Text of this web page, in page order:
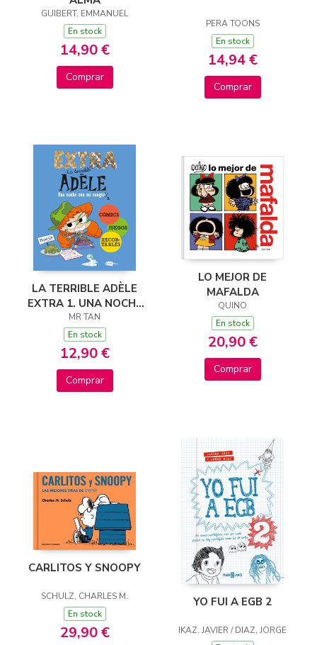
GUIBERT, EMMANUEL
En stock
14,90 €
Comprar
PERA TOONS
En stock
14,94 €
Comprar
LA TERRIBLE ADÈLE
EXTRA 1. UNA NOCHE
CON MI CANGURA
MR TAN
En stock
12,90 €
Comprar
LO MEJOR DE
MAFALDA
QUINO
En stock
20,90 €
Comprar
CARLITOS Y SNOOPY
SCHULZ, CHARLES M.
En stock
29,90 €
YO FUI A EGB 2
IKAZ, JAVIER / DIAZ, JORGE